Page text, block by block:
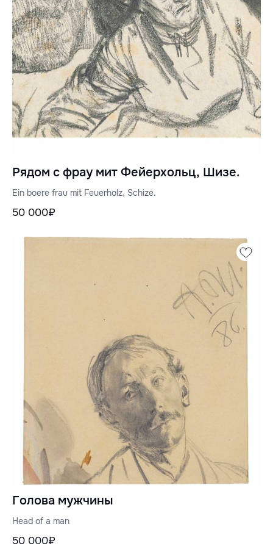
Рядом с фрау мит Фейерхольц, Шизе.
Ein boere frau mit Feuerholz, Schize.
50 000₽
Голова мужчины
Head of a man
50 000₽